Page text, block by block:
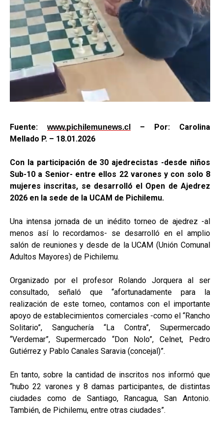
Fuente: www.pichilemunews.cl
– Por: Carolina
Mellado P. – 18.01.2026
Con la participación de 30 ajedrecistas -desde niños
Sub-10 a Senior- entre ellos 22 varones y con solo 8
mujeres inscritas, se desarrolló el Open de Ajedrez
2026 en la sede de la UCAM de Pichilemu.
Una intensa jornada de un inédito torneo de ajedrez -al
menos así lo recordamos- se desarrolló en el amplio
salón de reuniones y desde de la UCAM (Unión Comunal
Adultos Mayores) de Pichilemu.
Organizado por el profesor Rolando Jorquera al ser
consultado, señaló que “afortunadamente para la
realización de este torneo, contamos con el importante
apoyo de establecimientos comerciales -como el “Rancho
Solitario”, Sanguchería “La Contra”, Supermercado
“Verdemar”, Supermercado “Don Nolo”, Celnet, Pedro
Gutiérrez y Pablo Canales Saravia (concejal)”.
En tanto, sobre la cantidad de inscritos nos informó que
“hubo 22 varones y 8 damas participantes, de distintas
ciudades como de Santiago, Rancagua, San Antonio.
También, de Pichilemu, entre otras ciudades”.